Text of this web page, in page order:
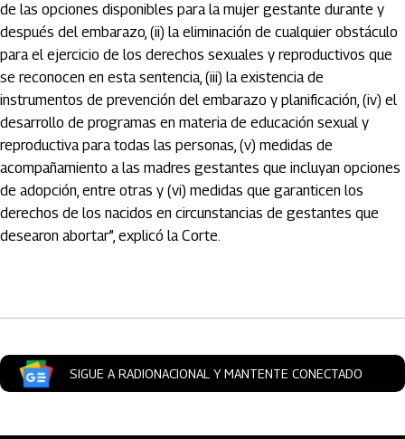
de las opciones disponibles para la mujer gestante durante y
después del embarazo, (ii) la eliminación de cualquier obstáculo
para el ejercicio de los derechos sexuales y reproductivos que
se reconocen en esta sentencia, (iii) la existencia de
instrumentos de prevención del embarazo y planificación, (iv) el
desarrollo de programas en materia de educación sexual y
reproductiva para todas las personas, (v) medidas de
acompañamiento a las madres gestantes que incluyan opciones
de adopción, entre otras y (vi) medidas que garanticen los
derechos de los nacidos en circunstancias de gestantes que
desearon abortar”, explicó la Corte.
SIGUE A RADIONACIONAL Y MANTENTE CONECTADO